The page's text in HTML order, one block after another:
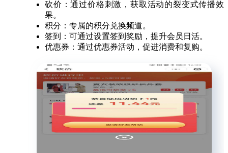
砍价：通过价格刺激，获取活动的裂变式传播效
果。
积分：专属的积分兑换频道。
签到：可通过设置签到奖励，提升会员日活。
优惠券：通过优惠券活动，促进消费和复购。